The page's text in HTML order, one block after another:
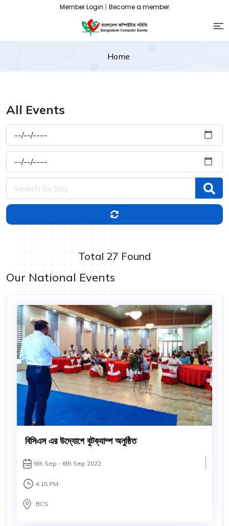
Member Login | Become a member
Home
All Events
Total 27 Found
Our National Events
বিসিএস এর উদ্যোগে বুটক্যাম্প অনুষ্ঠিত
6th Sep - 6th Sep 2022
4:15 PM
BCS